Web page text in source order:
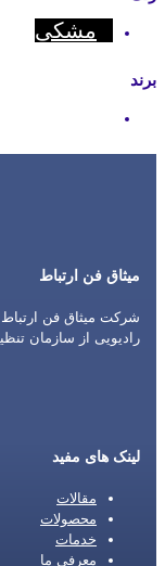
مشکی
برند
میثاق فن ارتباط
شرکت میثاق فن
رادیویی از سازمان
لینک های مفید
مقالات
محصولات
خدمات
معرفی ما